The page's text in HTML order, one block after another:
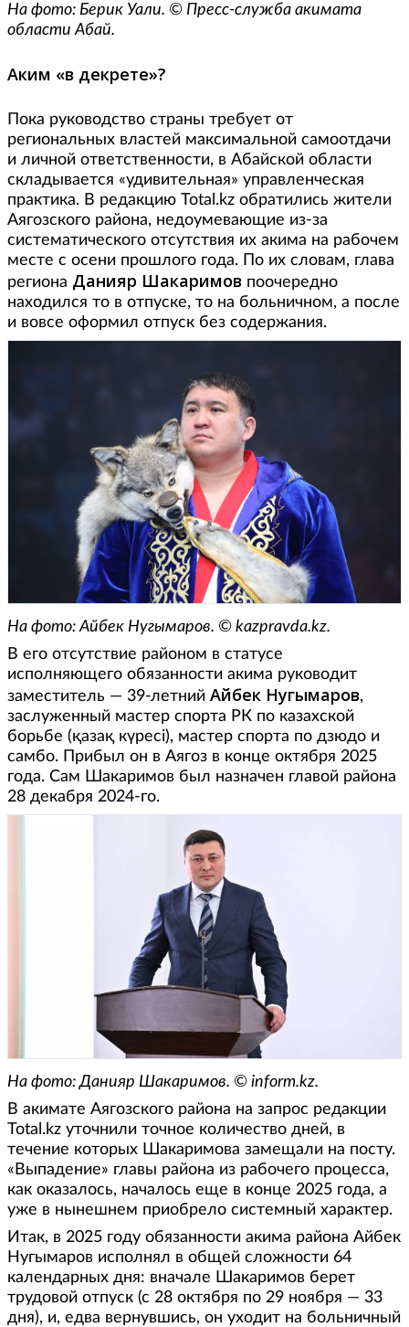
На фото: Берик Уали. © Пресс-служба акимата
области Абай.
Аким «в декрете»?
Пока руководство страны требует от
региональных властей максимальной самоотдачи
и личной ответственности, в Абайской области
складывается «удивительная» управленческая
практика. В редакцию Total.kz обратились жители
Аягозского района, недоумевающие из-за
систематического отсутствия их акима на рабочем
месте с осени прошлого года. По их словам, глава
региона Данияр Шакаримов поочередно
находился то в отпуске, то на больничном, а после
и вовсе оформил отпуск без содержания.
На фото: Айбек Нугымаров. © kazpravda.kz.
В его отсутствие районом в статусе
исполняющего обязанности акима руководит
заместитель — 39-летний Айбек Нугымаров,
заслуженный мастер спорта РК по казахской
борьбе (қазақ күресі), мастер спорта по дзюдо и
самбо. Прибыл он в Аягоз в конце октября 2025
года. Сам Шакаримов был назначен главой района
28 декабря 2024-го.
На фото: Данияр Шакаримов. © inform.kz.
В акимате Аягозского района на запрос редакции
Total.kz уточнили точное количество дней, в
течение которых Шакаримова замещали на посту.
«Выпадение» главы района из рабочего процесса,
как оказалось, началось еще в конце 2025 года, а
уже в нынешнем приобрело системный характер.
Итак, в 2025 году обязанности акима района Айбек
Нугымаров исполнял в общей сложности 64
календарных дня: вначале Шакаримов берет
трудовой отпуск (с 28 октября по 29 ноября — 33
дня), и, едва вернувшись, он уходит на больничный